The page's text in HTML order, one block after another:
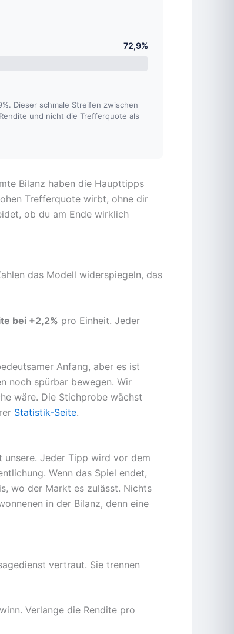
72,9%
Dieser schmale Streifen zwischen
und nicht die Trefferquote als
Bilanz haben die Haupttipps
Trefferquote wirbt, ohne dir
ob du am Ende wirklich
das Modell widerspiegeln, das
bei +2,2% pro Einheit. Jeder
Anfang, aber es ist
noch spürbar bewegen. Wir
wäre. Die Stichprobe wächst
Statistik-Seite.
Jeder Tipp wird vor dem
Wenn das Spiel endet,
wo der Markt es zulässt. Nichts
in der Bilanz, denn eine
vertraut. Sie trennen
Verlange die Rendite pro